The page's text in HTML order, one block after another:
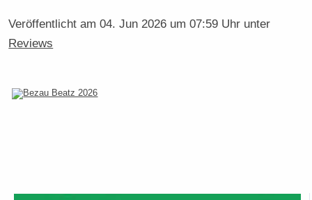
Veröffentlicht am04. Jun 2026 um 07:59 Uhr unter
Reviews